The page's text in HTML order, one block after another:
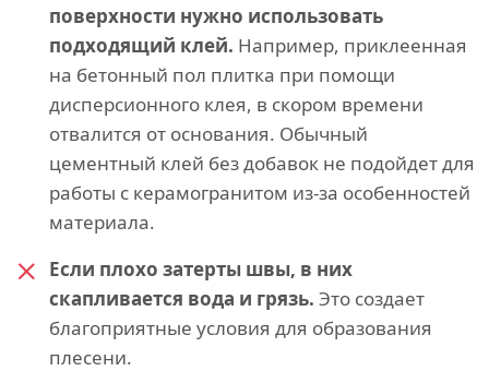
поверхности нужно использовать
подходящий клей. Например, приклеенная
на бетонный пол плитка при помощи
дисперсионного клея, в скором времени
отвалится от основания. Обычный
цементный клей без добавок не подойдет для
работы с керамогранитом из-за особенностей
материала.
Если плохо затерты швы, в них
скапливается вода и грязь. Это создает
благоприятные условия для образования
плесени.